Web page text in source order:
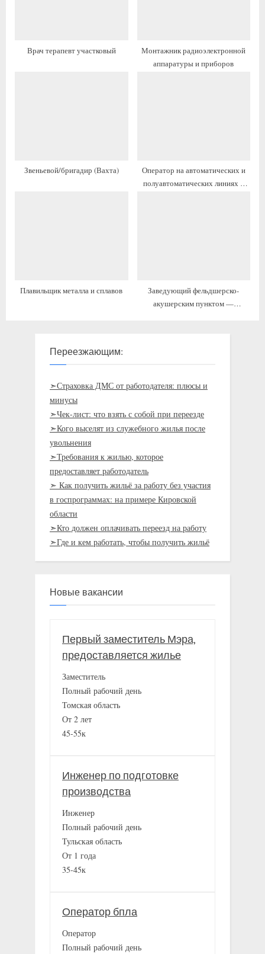
Врач терапевт участковый
Монтажник радиоэлектронной
аппаратуры и приборов
Звеньевой/бригадир (Вахта)
Оператор на автоматических и
полуавтоматических линиях в
Плавильщик металла и сплавов
Заведующий фельдшерско-
акушерским пунктом —
Переезжающим:
➣Страховка ДМС от работодателя: плюсы и
минусы
➣Чек-лист: что взять с собой при переезде
➣Кого выселят из служебного жилья после
увольнения
➣Требования к жилью, которое
предоставляет работодатель
➣ Как получить жильё за работу без участия
в госпрограммах: на примере Кировской
области
➣Кто должен оплачивать переезд на работу
➣Где и кем работать, чтобы получить жильё
Новые вакансии
Первый заместитель Мэра,
предоставляется жилье
Заместитель
Полный рабочий день
Томская область
От 2 лет
45-55к
Инженер по подготовке
производства
Инженер
Полный рабочий день
Тульская область
От 1 года
35-45к
Оператор бпла
Оператор
Полный рабочий день